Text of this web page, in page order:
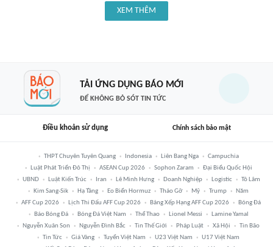
XEM THÊM
TẢI ỨNG DỤNG BÁO MỚI
ĐỂ KHÔNG BỎ SÓT TIN TỨC
Điều khoản sử dụng Chính sách bảo mật
THPT Chuyên Tuyên Quang Indonesia Liên Bang Nga
Campuchia
Luật Phát Triển Đô Thị
ASEAN Cup 2026 Sophon Zaram
Đại Biểu Quốc Hội
UBND
Luật Kiến Trúc Iran Lê Minh Hưng Doanh Nghiệp Logistic
Tô Lâm
Kim Sang-Sik
Hạ Tầng Eo Biển Hormuz Tháo Gỡ Mỹ Trump
Năm
AFF Cup 2026
Lịch Thi Đấu AFF Cup 2026 Bảng Xếp Hạng AFF Cup 2026
Bóng Đá
Báo Bóng Đá
Bóng Đá Việt Nam Thể Thao Lionel Messi
Lamine Yamal
Nguyễn Xuân Son
Nguyễn Đình Bắc Tin Thế Giới Pháp Luật Xã Hội
Tin Bão
Tin Tức
Giá Vàng Tuyển Việt Nam U23 Việt Nam
U17 Việt Nam